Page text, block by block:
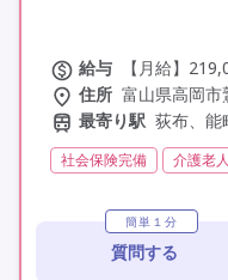
給与
【月給】
住所 富山県高岡市
最寄り駅 荻布、能
社会保険完備 介護老
交通費支給
託児所・
学歴不問
定年60歳以
簡単１分
質問する